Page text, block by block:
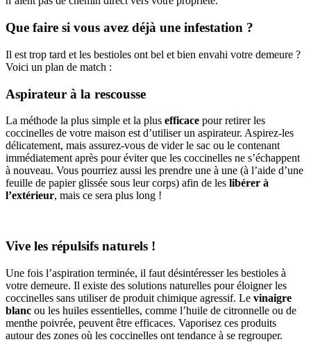
Que faire si vous avez déjà une infestation ?
Il est trop tard et les bestioles ont bel et bien envahi votre demeure ?
Voici un plan de match :
Aspirateur à la rescousse
La méthode la plus simple et la plus efficace pour retirer les
coccinelles de votre maison est d’utiliser un aspirateur. Aspirez-les
délicatement, mais assurez-vous de vider le sac ou le contenant
immédiatement après pour éviter que les coccinelles ne s’échappent
à nouveau. Vous pourriez aussi les prendre une à une (à l’aide d’une
feuille de papier glissée sous leur corps) afin de les libérer à
l’extérieur, mais ce sera plus long !
Vive les répulsifs naturels !
Une fois l’aspiration terminée, il faut désintéresser les bestioles à
votre demeure. Il existe des solutions naturelles pour éloigner les
coccinelles sans utiliser de produit chimique agressif. Le vinaigre
blanc ou les huiles essentielles, comme l’huile de citronnelle ou de
menthe poivrée, peuvent être efficaces. Vaporisez ces produits
autour des zones où les coccinelles ont tendance à se regrouper.